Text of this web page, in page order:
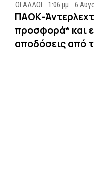
ΟΙ ΑΛΛΟΙ 1:06 μμ 6
ΠΑΟΚ-
προσφορά* και
αποδόσεις από